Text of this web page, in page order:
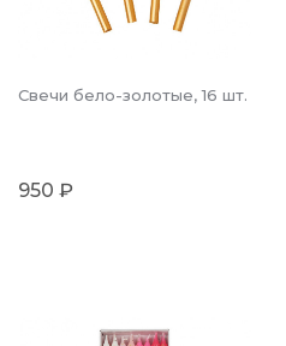
Свечи бело-золотые, 16 шт.
950 ₽